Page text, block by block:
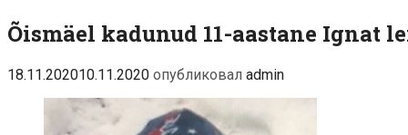
мужчина
напал
женщину
с
ножом
Õismäel kadunud 11-aastane Ignat
18.11.202010.11.2020 опубликовал admin